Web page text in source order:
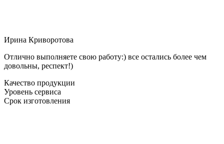
Ирина Криворотова
Отлично выполняете свою работу:) все остались более чем
довольны, респект!)
Качество продукции
Уровень сервиса
Срок изготовления